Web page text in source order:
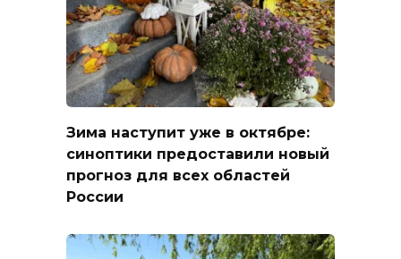
Зима наступит уже в октябре:
синоптики предоставили новый
прогноз для всех областей
России